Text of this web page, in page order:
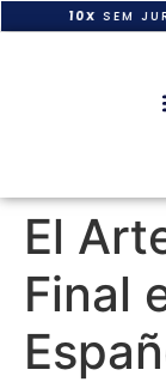
10X SEM
El
Final